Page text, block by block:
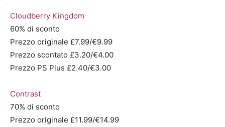
Cloudberry Kingdom
60% di sconto
Prezzo originale £7.99/€9.99
Prezzo scontato £3.20/€4.00
Prezzo PS Plus £2.40/€3.00
Contrast
70% di sconto
Prezzo originale £11.99/€14.99